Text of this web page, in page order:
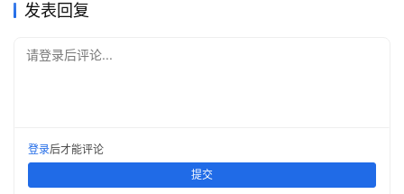
发表回复
请登录后评论...
登录后才能评论
提交